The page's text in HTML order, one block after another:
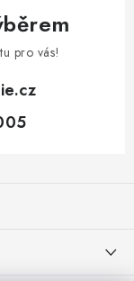
pro vás!